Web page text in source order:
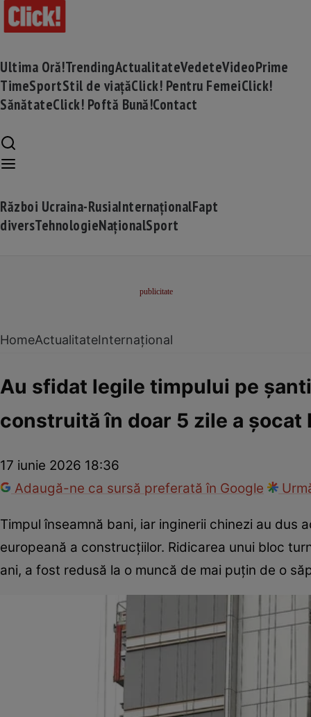
Ultima Oră!TrendingActualitateVedeteVideoPrime
TimeSportStil de viațăClick! Pentru FemeiClick!
SănătateClick! Poftă Bună!Contact
Război Ucraina-RusiaInternaționalFapt
diversTehnologieNaționalSport
HomeActualitateInternațional
Au sfidat legile timpului pe
construită în doar 5 zile a șocat
17 iunie 2026 18:36
Adaugă-ne ca sursă preferată în Google
Timpul înseamnă bani, iar inginerii chinezi au
europeană a construcțiilor. Ridicarea unui bloc
ani, a fost redusă la o muncă de mai puțin de o